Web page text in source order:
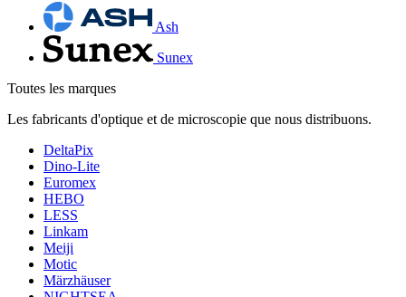
Ash
Sunex
Toutes les marques
Les fabricants d'optique et de microscopie que nous distribuons.
DeltaPix
Dino-Lite
Euromex
HEBO
LESS
Linkam
Meiji
Motic
Märzhäuser